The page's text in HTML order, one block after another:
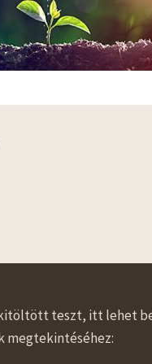
kitöltött teszt, itt lehet
megtekintéséhez: